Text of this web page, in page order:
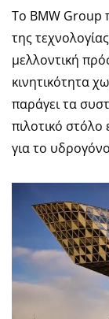
Το BMW Group
της
μελλοντική
κινητικότητα
παράγει τα
πιλοτικό
για το